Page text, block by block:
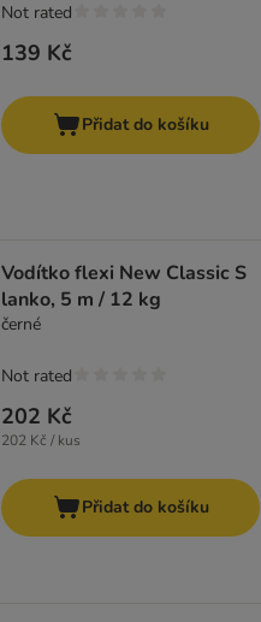
139 Kč
Not rated
Přidat do košíku
Vodítko flexi New Classic S
lanko, 5 m / 12 kg
černé
202 Kč
202 Kč / kus
Not rated
Přidat do košíku